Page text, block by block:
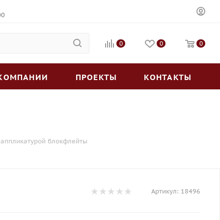
0 0 0
ПРОЕКТЫ КОНТАКТЫ
блокфлейты
Артикул: 18496